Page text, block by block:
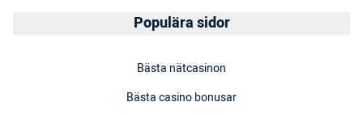
Populära sidor
Bästa nätcasinon
Bästa casino bonusar